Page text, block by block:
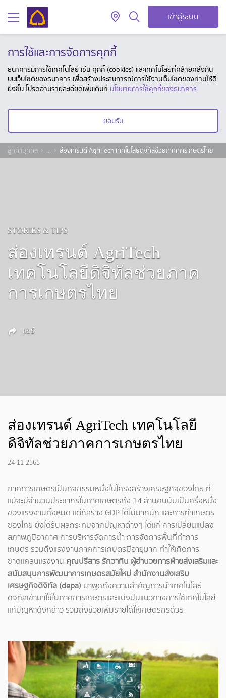
เข้าสู่ระบบ
การใช้และการจัดการคุกกี้
ธนาคารมีการใช้เทคโนโลยี เช่น คุกกี้ (cookies) และเทคโนโลยีที่คล้ายคลึงกัน
บนเว็บไซต์ของธนาคาร เพื่อสร้างประสบการณ์การใช้งานเว็บไซต์ของท่านให้ดี
ยิ่งขึ้น โปรดอ่านรายละเอียดเพิ่มเติมที่ นโยบายการใช้คุกกี้ของธนาคาร
ยอมรับ
ลูกค้าบุคคล ... ส่องเทรนด์ AgriTech เทคโนโลยีดิจิทัลช่วยภาคการเกษตรไทย
STORIES & TIPS
ส่องเทรนด์ AgriTech
เทคโนโลยีดิจิทัลช่วยภาค
การเกษตรไทย
แชร์
ส่องเทรนด์ AgriTech เทคโนโลยี
ดิจิทัลช่วยภาคการเกษตรไทย
24-11-2565
ภาคการเกษตรเป็นกิจกรรมหนึ่งในโครงสร้างเศรษฐกิจของไทย ที่
แม้จะมีจำนวนประชากรในภาคเกษตรถึง 14 ล้านคนนับเป็นครึ่งหนึ่ง
ของแรงงานทั้งหมด แต่ก็สร้าง GDP ได้ไม่มากนัก และการทำเกษตร
ของไทย ยังได้รับผลกระทบจากปัญหาต่างๆ ได้แก่ การเปลี่ยนแปลง
สภาพภูมิอากาศ การบริหารจัดการน้ำ การจัดการพื้นที่ทำการ
เกษตร รวมถึงแรงงานภาคการเกษตรมีอายุมาก ทำให้เกิดการ
ขาดแคลนแรงงาน คุณปรีสาร รักวาทิน ผู้อำนวยการฝ่ายส่งเสริมและ
สนับสนุนการพัฒนาการเกษตรสมัยใหม่ สำนักงานส่งเสริม
เศรษฐกิจดิจิทัล (depa) มาพูดถึงความสำคัญการนำเทคโนโลยี
ดิจิทัลเข้ามาใช้ในภาคการเกษตรและแบ่งปันแนวทางการใช้เทคโนโลยี
แก้ปัญหาดังกล่าว รวมถึงช่วยเพิ่มรายได้ให้เกษตรกรด้วย